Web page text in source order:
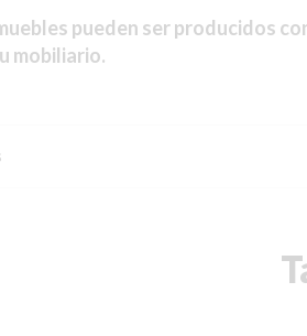
pueden ser producidos
mobiliario.